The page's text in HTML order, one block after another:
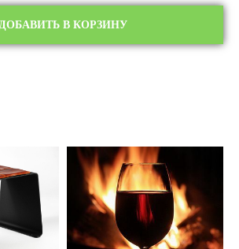
ДОБАВИТЬ В КОРЗИНУ